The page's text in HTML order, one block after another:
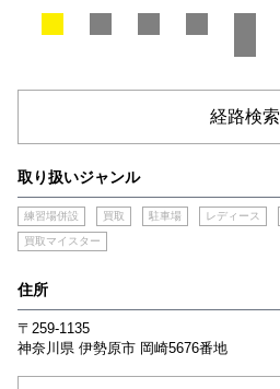
経路検索
取り扱いジャンル
練習場併設 買取 駐車場 レディース
買取マイスター
住所
〒259-1135
神奈川県 伊勢原市 岡崎5676番地